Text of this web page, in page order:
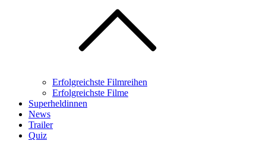
Erfolgreichste Filmreihen
Erfolgreichste Filme
Superheldinnen
News
Trailer
Quiz